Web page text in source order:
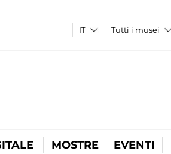
Tutti i musei
MOSTRE EVENTI